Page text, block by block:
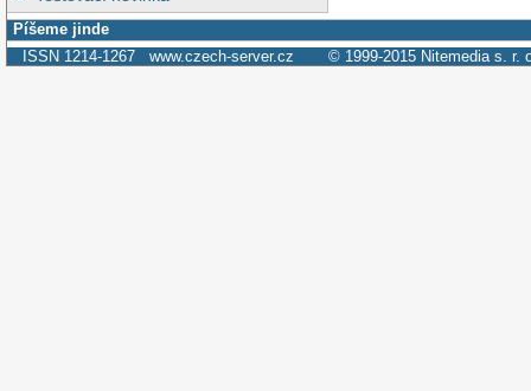
Píšeme jinde
ISSN 1214-1267 www.czech-server.cz © 1999-2015 Nitemedia s. r.